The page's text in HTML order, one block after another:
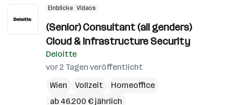
Einblicke Videos
(Senior) Consultant (all genders)
Cloud & Infrastructure Security
Deloitte
vor 2 Tagen veröffentlicht
Wien
Vollzeit
Homeoffice
ab 46.200 € jährlich